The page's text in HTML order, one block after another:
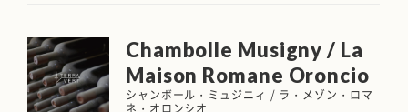
Chambolle Musigny / La
Maison Romane Oroncio
シャンボール・ミュジニィ / ラ・メゾン・ロマ
ネ・オロンシオ